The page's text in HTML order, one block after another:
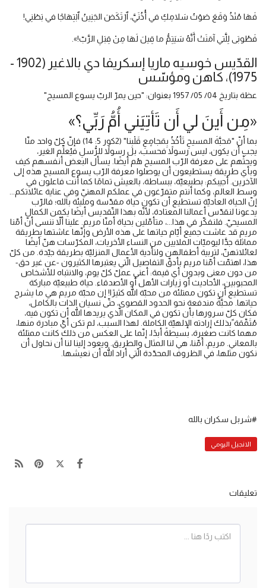
فَهَا مُنْذُ وَقَعَ صَوْتُ سَلامِكِ في أُذُنَيَّ، ٱرْتَكَضَ الجَنِينُ ٱبْتِهَاجًا في بَطْنِي!
فَطُوبَى لِلَّتي آمَنَتْ أَنَّهُ سَيَتِمُّ ما قِيلَ لَهَا مِنْ قِبَلِ الرَّبّ!».
القدّيس خوسيه ماريا إسكريفا دي بالاغير (1902 -
1975)، كاهن ومؤسّس
عظة بتاريخ 04/ 05/ 1957 بعنوان: "حين يمرّ الربّ يسوع المسيح"
«مِن أَينَ لي أَن تَأتِيَني أُمُّ رَبِّي؟»
بما أنّ "مَحبَّةَ المسيحِ تَأخُذُ بِمَجامٍعِ قَلْبِنا" (2كور 5: 14) فإنّ كلّ واحد منّا
يجب أن يكون، ليس رسولاً فحسب، بل رسولاً للرُّسلِ فيُعلِّم الغير،
ويحثّهم على معرفة الرّب المسيح هُم أيضًا. يسأل البعض أنفسهم كيف
وبأي طريقة يستطيعون أن يوصلوا معرفة الرّب يسوع المسيح هذه إلى
الآخرين. أجيبكم: بطبيعيّة، ببساطة، بالعيش تمامًا كما أنت فاعلون في
وسط العالم، وكما أنتم متفرّغون في عملكم المهنيّ وفي عناية عائلاتكم...
إنّ الحياة العاديّة تستطيع أن تكون حياة مقدّسة ومليئة بالله؛ فالرّب
يدعونا لنقدّس أعمالنا المعتادة، لأنّه بهذا التّقديس أيضًا يكمن الكمال
المسيحيّ. فلنفكّر في هذا...، متأمّلين بحياة أمنّا مريم. علينا ألاّ ننسى أنّ أمّنا
مريم قد عاشت جميع أيّام حياتها على هذه الأرض وإنّها عاشتها بطريقة
مماثلة جدَّا ليوميّات الملايين من النساء الأخريات، المكرّسات هنّ أيضًا
لعائلاتهنّ، لتربية أطفالهن ولتأدية الأعمال المنزليّة بطريقة جيّدة. من كلّ
هذا، اهتمّت أمّنا مريم بأدقّ التفاصيل الّتي يعتبرها الكثيرون -عن غير حق-
من دون معنى وبدون أي قيمة: أعني عملّ كلّ يوم، والانتباه للأشخاص
المحبوبين، الأحاديث أو زيارات الأهل أو الأصدقاء. حياة طبيعيّة مباركة
تستطيع أن تكون ممتلئة من محبّة الله كثيرًا! إن محبّة مريم هي ما يشرح
حياتها. محبَّةٌ مندفعة نحو الحدود القصوى، حتّى نسيان الذات بالكامل،
فكان كلّ سرورها بأن تكون في المكان الّذي يريدها الله أن تكون فيه،
مُتَمِّمَة ًبذلك إرادته الإلهيّة الكاملة. لهذا السبب، لم تكن أيّ مبادرة منها،
مهما كانت صغيرة، بسيطةً أبدًا، إنّما على العكس من ذلك كانت ممتلئة
بالمعاني. مريم، أمّنا، هي لنا المثال والطريق. ويعود إلينا لنا أن نحاول أن
نكون مثلها، في الظروف المحدّدة الّتي أراد الله أن نعيشها.
#شربل سكران بالله
الانجيل اليومي
تعليقات